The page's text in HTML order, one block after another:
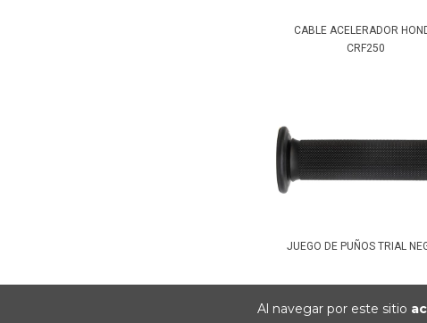
Al navegar por este sitio
CABLE ACELERADOR
CRF250
JUEGO DE PUÑOS TRIAL